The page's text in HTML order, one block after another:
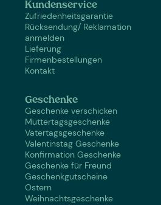
Kundenservice
Zufriedenheitsgarantie
Rücksendung/ Reklamation
anmelden
Lieferung
Firmenbestellungen
Kontakt
Geschenke
Geschenke verschicken
Muttertagsgeschenke
Vatertagsgeschenke
Valentinstag Geschenke
Konfirmation Geschenke
Geschenke für Freund
Geschenkgutscheine
Ostern
Weihnachtsgeschenke